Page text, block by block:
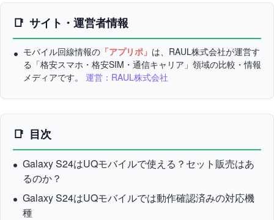
サイト・運営者情報
モバイル回線情報の 「アプリポ」 は、RAUL株式会社が運営す
る「格安スマホ・格安SIM・通信キャリア」領域の比較・情報
メディアです。 運営：RAUL株式会社
目次
Galaxy S24はUQモバイルで使える？セット販売はあ
るのか？
Galaxy S24はUQモバイルでは動作確認済みの対応機
種